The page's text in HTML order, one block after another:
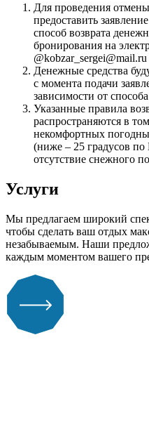
Для проведения
предоставить
способ возврата
бронирования на
Денежные средства
с момента подачи
зависимости от
Указанные правила
распространяются в
некомфортных
(ниже – 25 градусов
отсутствие снежного
Услуги
Мы предлагаем широкий
чтобы сделать ваш отдых
незабываемым. Наши
каждым моментом вашего